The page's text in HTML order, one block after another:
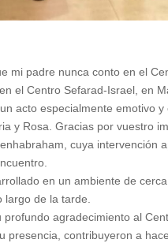
mi padre nunca conto en el
el Centro Sefarad-Israel, en
acto especialmente emotivo
y Rosa. Gracias por vuestro
cuya intervención
en un ambiente de
de la tarde.
agradecimiento al
presencia, contribuyeron a